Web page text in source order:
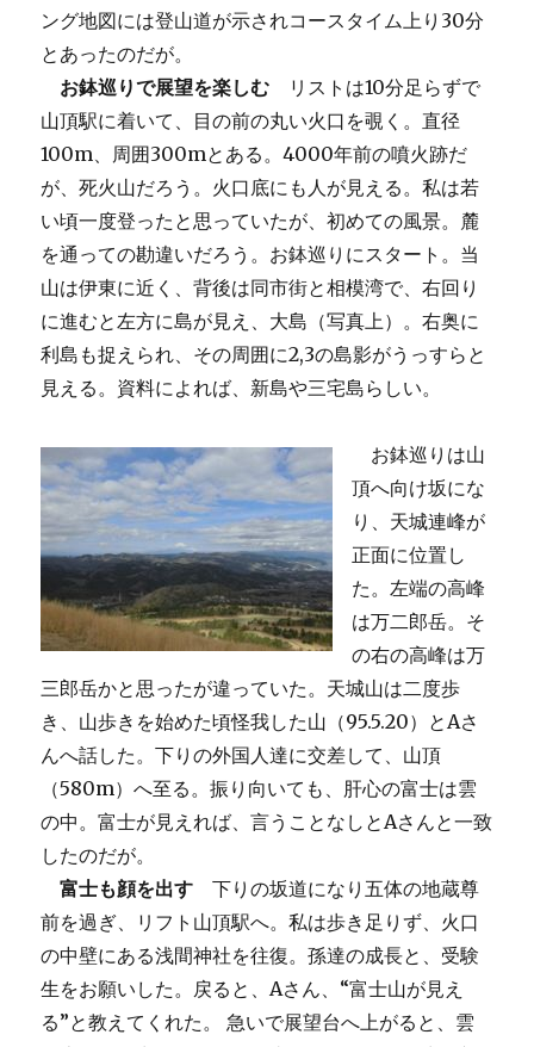
ング地図には登山道が示されコースタイム上り30分
とあったのだが。
お鉢巡りで展望を楽しむ リストは10分足らずで
山頂駅に着いて、目の前の丸い火口を覗く。直径
100m、周囲300mとある。4000年前の噴火跡だ
が、死火山だろう。火口底にも人が見える。私は若
い頃一度登ったと思っていたが、初めての風景。麓
を通っての勘違いだろう。お鉢巡りにスタート。当
山は伊東に近く、背後は同市街と相模湾で、右回り
に進むと左方に島が見え、大島（写真上）。右奥に
利島も捉えられ、その周囲に2,3の島影がうっすらと
見える。資料によれば、新島や三宅島らしい。
お鉢巡りは山
頂へ向け坂にな
り、天城連峰が
正面に位置し
た。左端の高峰
は万二郎岳。そ
の右の高峰は万
三郎岳かと思ったが違っていた。天城山は二度歩
き、山歩きを始めた頃怪我した山（95.5.20）とAさ
んへ話した。下りの外国人達に交差して、山頂
（580m）へ至る。振り向いても、肝心の富士は雲
の中。富士が見えれば、言うことなしとAさんと一致
したのだが。
富士も顔を出す 下りの坂道になり五体の地蔵尊
前を過ぎ、リフト山頂駅へ。私は歩き足りず、火口
の中壁にある浅間神社を往復。孫達の成長と、受験
生をお願いした。戻ると、Aさん、“富士山が見え
る”と教えてくれた。 急いで展望台へ上がると、雲